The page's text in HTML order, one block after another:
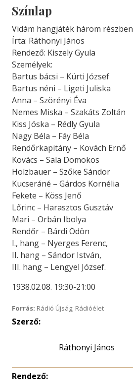
Színlap
Vidám hangjáték három részben
Írta: Ráthonyi János
Rendező: Kiszely Gyula
Személyek:
Bartus bácsi – Kürti József
Bartus néni – Ligeti Juliska
Anna – Szörényi Éva
Nemes Miska – Szakáts Zoltán
Kiss Jóska – Rédly Gyula
Nagy Béla – Fáy Béla
Rendőrkapitány – Kovách Ernő
Kovács – Sala Domokos
Holzbauer – Szőke Sándor
Kucseráné – Gárdos Kornélia
Fekete – Köss Jenő
Lőrinc – Harasztos Gusztáv
Mari – Orbán Ibolya
Rendőr – Bárdi Ödön
I., hang – Nyerges Ferenc,
II. hang – Sándor István,
III. hang – Lengyel József.
1938.02.08. 19:30-21:00
Forrás: Rádió Újság; Rádióélet
Szerző:
Ráthonyi János
Rendező: